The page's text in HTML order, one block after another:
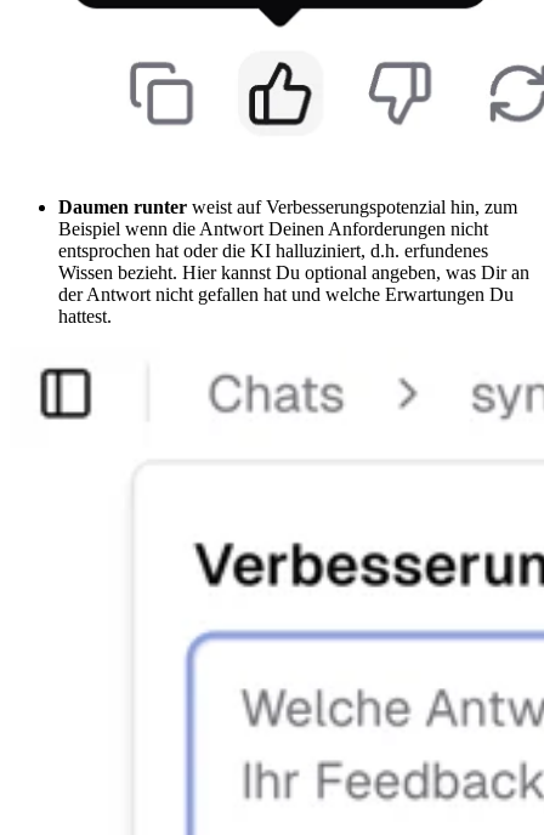
Daumen runter weist auf Verbesserungspotenzial hin, zum
Beispiel wenn die Antwort Deinen Anforderungen nicht
entsprochen hat oder die KI halluziniert, d.h. erfundenes
Wissen bezieht. Hier kannst Du optional angeben, was Dir an
der Antwort nicht gefallen hat und welche Erwartungen Du
hattest.